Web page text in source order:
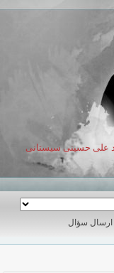
علی حسینی سیستانی
ارسال سؤال